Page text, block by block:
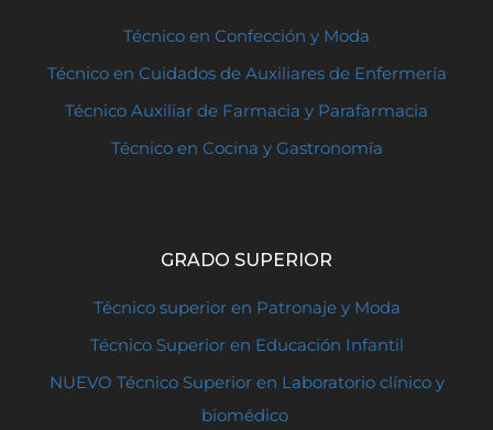
Técnico en Confección y Moda
Técnico en Cuidados de Auxiliares de Enfermería
Técnico Auxiliar de Farmacia y Parafarmacia
Técnico en Cocina y Gastronomía
GRADO SUPERIOR
Técnico superior en Patronaje y Moda
Técnico Superior en Educación Infantil
NUEVO Técnico Superior en Laboratorio clínico y
biomédico